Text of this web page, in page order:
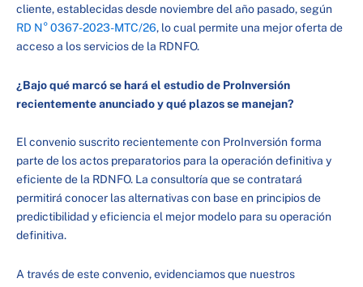
cliente, establecidas desde noviembre del año pasado, según
RD N° 0367-2023-MTC/26, lo cual permite una mejor oferta de
acceso a los servicios de la RDNFO.
¿Bajo qué marcó se hará el estudio de ProInversión
recientemente anunciado y qué plazos se manejan?
El convenio suscrito recientemente con ProInversión forma
parte de los actos preparatorios para la operación definitiva y
eficiente de la RDNFO. La consultoría que se contratará
permitirá conocer las alternativas con base en principios de
predictibilidad y eficiencia el mejor modelo para su operación
definitiva.
A través de este convenio, evidenciamos que nuestros